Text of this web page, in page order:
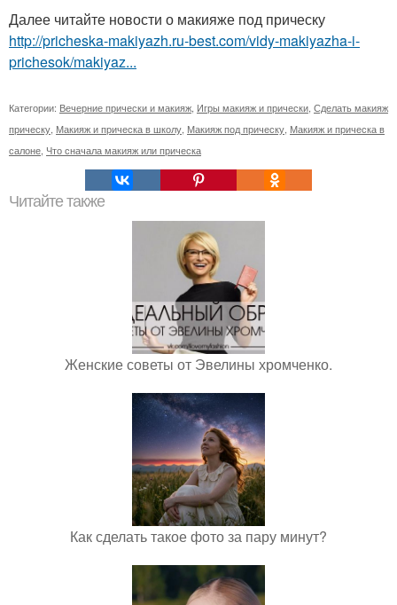
Далее читайте новости о макияже под прическу
http://pricheska-makiyazh.ru-best.com/vidy-makiyazha-i-
prichesok/makiyaz...
Категории: Вечерние прически и макияж Игры макияж и прически Сделать макияж
прическу Макияж и прическа в школу Макияж под прическу Макияж и прическа в
салоне Что сначала макияж или прическа
Читайте также
Женские советы от Эвелины хромченко.
Как сделать такое фото за пару минут?